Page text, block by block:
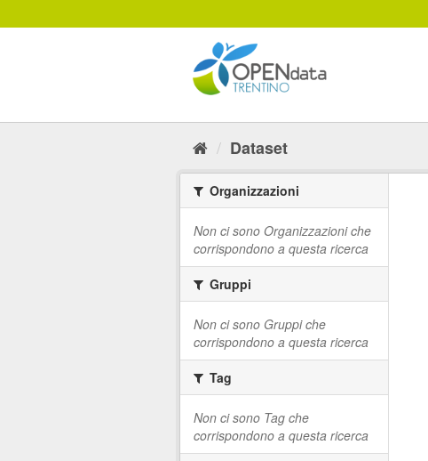
al
Dataset
Organizzazioni
Non ci sono Organizzazioni che
corrispondono a questa ricerca
Gruppi
Non ci sono Gruppi che
corrispondono a questa ricerca
Tag
Non ci sono Tag che
corrispondono a questa ricerca